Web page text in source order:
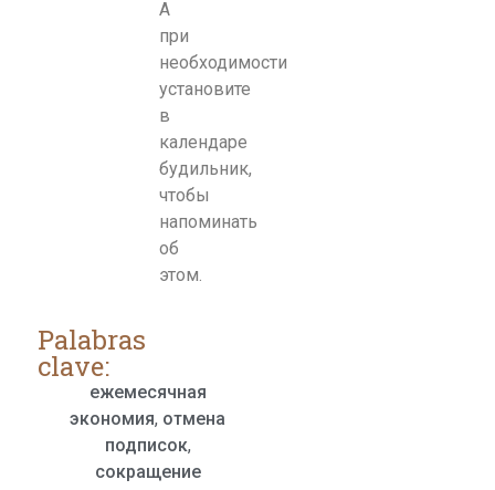
А
при
необходимости
установите
в
календаре
будильник,
чтобы
напоминать
об
этом.
Palabras
clave:
ежемесячная
экономия, отмена
подписок,
сокращение